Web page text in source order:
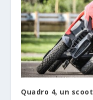
Quadro 4, un